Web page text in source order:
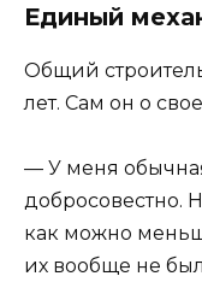
Единый
Общий
лет. Сам он о
— У меня
добросовестно.
как можно
их вообще не